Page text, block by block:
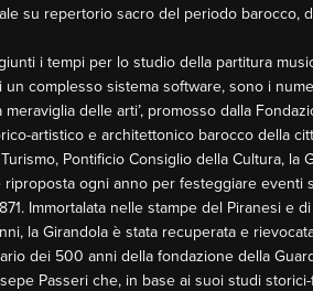
su repertorio sacro del periodo barocco,
i tempi per lo studio della partitura
complesso sistema software, sono i
delle arti’, promosso dalla
artistico e architettonico barocco della
Pontificio Consiglio della Cultura, la
ogni anno per festeggiare eventi
Immortalata nelle stampe del Piranesi e
la Girandola è stata recuperata e
dei 500 anni della fondazione della
Passeri che, in base ai suoi studi